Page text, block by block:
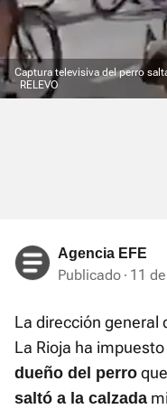
Captura televisiva del perro
RELEVO
Agencia EFE
Publicado 11
La dirección general
La Rioja ha
dueño del perro
saltó a la calzada